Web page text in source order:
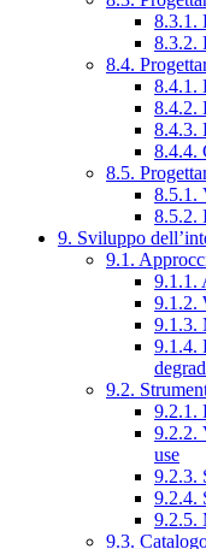
8.3.1.
8.3.2.
8.4.
8.4.1.
8.4.2.
8.4.3.
8.4.4.
8.5.
8.5.1.
8.5.2.
9. Sviluppo
9.1.
9.1.1.
9.1.2.
9.1.3.
9.1.4.
9.2.
9.2.1.
9.2.2.
use
9.2.3.
9.2.4.
9.2.5.
9.3.